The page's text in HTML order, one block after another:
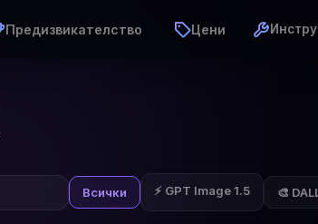
Предизвикателство Цени
Всички ⚡ GPT Image 1.5 🎨